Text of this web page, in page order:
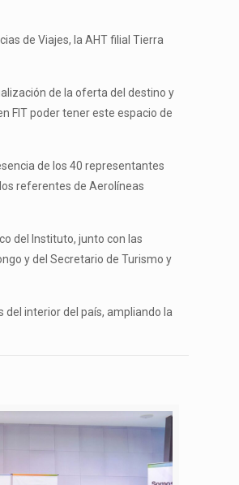
de Viajes, la AHT filial Tierra
de la oferta del destino y
FIT poder tener este espacio de
de los 40 representantes
referentes de Aerolíneas
del Instituto, junto con las
y del Secretario de Turismo y
del interior del país, ampliando la